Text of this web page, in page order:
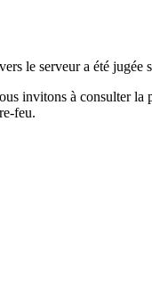
le serveur a été jugée
invitons à consulter la
feu.